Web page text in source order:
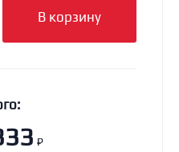
В корзину
₽